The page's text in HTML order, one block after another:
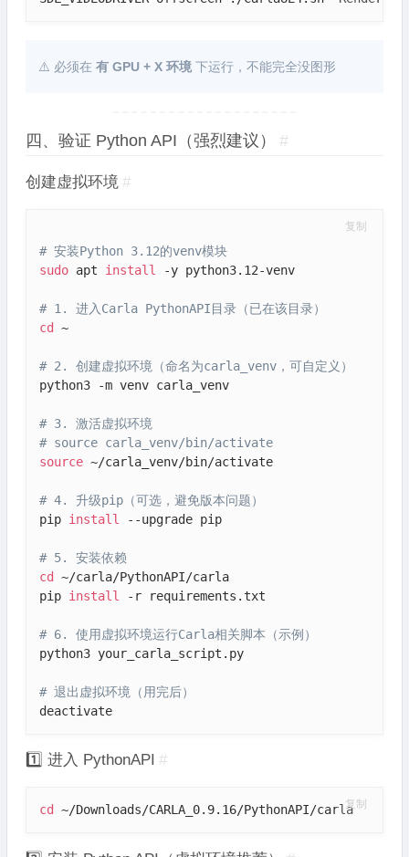
⚠️ 必须在 有 GPU + X 环境 下运行，不能完全没图形
四、验证 Python API（强烈建议） #
创建虚拟环境 #
# 安装Python 3.12的venv模块
sudo apt install -y python3.12-venv
# 1. 进入Carla PythonAPI目录（已在该目录）
cd
~
# 2. 创建虚拟环境（命名为carla_venv，可自定义）
python3 -m venv carla_venv
# 3. 激活虚拟环境
# source carla_venv/bin/activate
source ~/carla_venv/bin/activate
# 4. 升级pip（可选，避免版本问题）
pip install --upgrade pip
# 5. 安装依赖
cd
~/carla/PythonAPI/carla
pip install -r requirements.txt
# 6. 使用虚拟环境运行Carla相关脚本（示例）
python3 your_carla_script.py
# 退出虚拟环境（用完后）
deactivate
复制
1️⃣ 进入 PythonAPI #
cd ~/Downloads/CARLA_0.9.16/PythonAPI/carla复制